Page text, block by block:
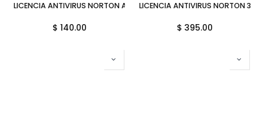
LICENCIA ANTIVIRUS NORTON ANTIVIRUS PLUS PERSONAL 1
$ 140.00
LICENCIA ANTIVIRUS NORTON 360
$ 395.00